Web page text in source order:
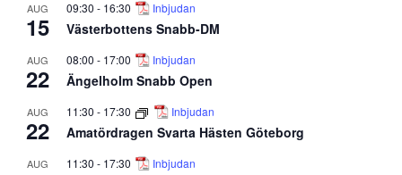
AUG
15
09:30 - 16:30 Inbjudan
Västerbottens Snabb-DM
AUG
22
08:00 - 17:00 Inbjudan
Ängelholm Snabb Open
AUG
22
11:30 - 17:30 Inbjudan
Amatördragen Svarta Hästen Göteborg
AUG 11:30 - 17:30 Inbjudan